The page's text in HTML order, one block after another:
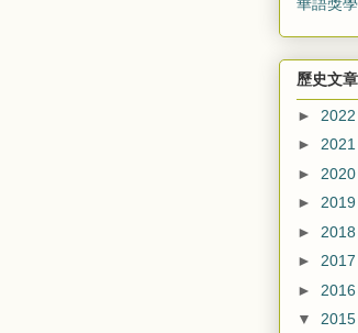
歷史文章
► 2022
► 2021
► 2020
► 2019
► 2018
► 2017
► 2016
▼ 2015